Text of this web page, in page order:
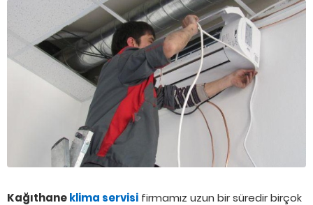
Kağıthaneklima servisi firmamız uzun bir süredir birçok